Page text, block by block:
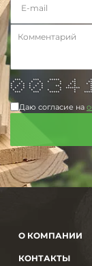
*** *** ***** *
* * * * * * **
* * * * * * * * * *
* * * * * * ** * *
* * * * * * *
* * * * * * *
*** *** ***** *
Даю согласие на
О КОМПАНИИ
КОНТАКТЫ